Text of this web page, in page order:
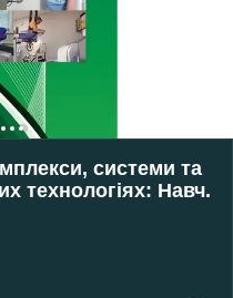
системи та
технологіях: Навч.